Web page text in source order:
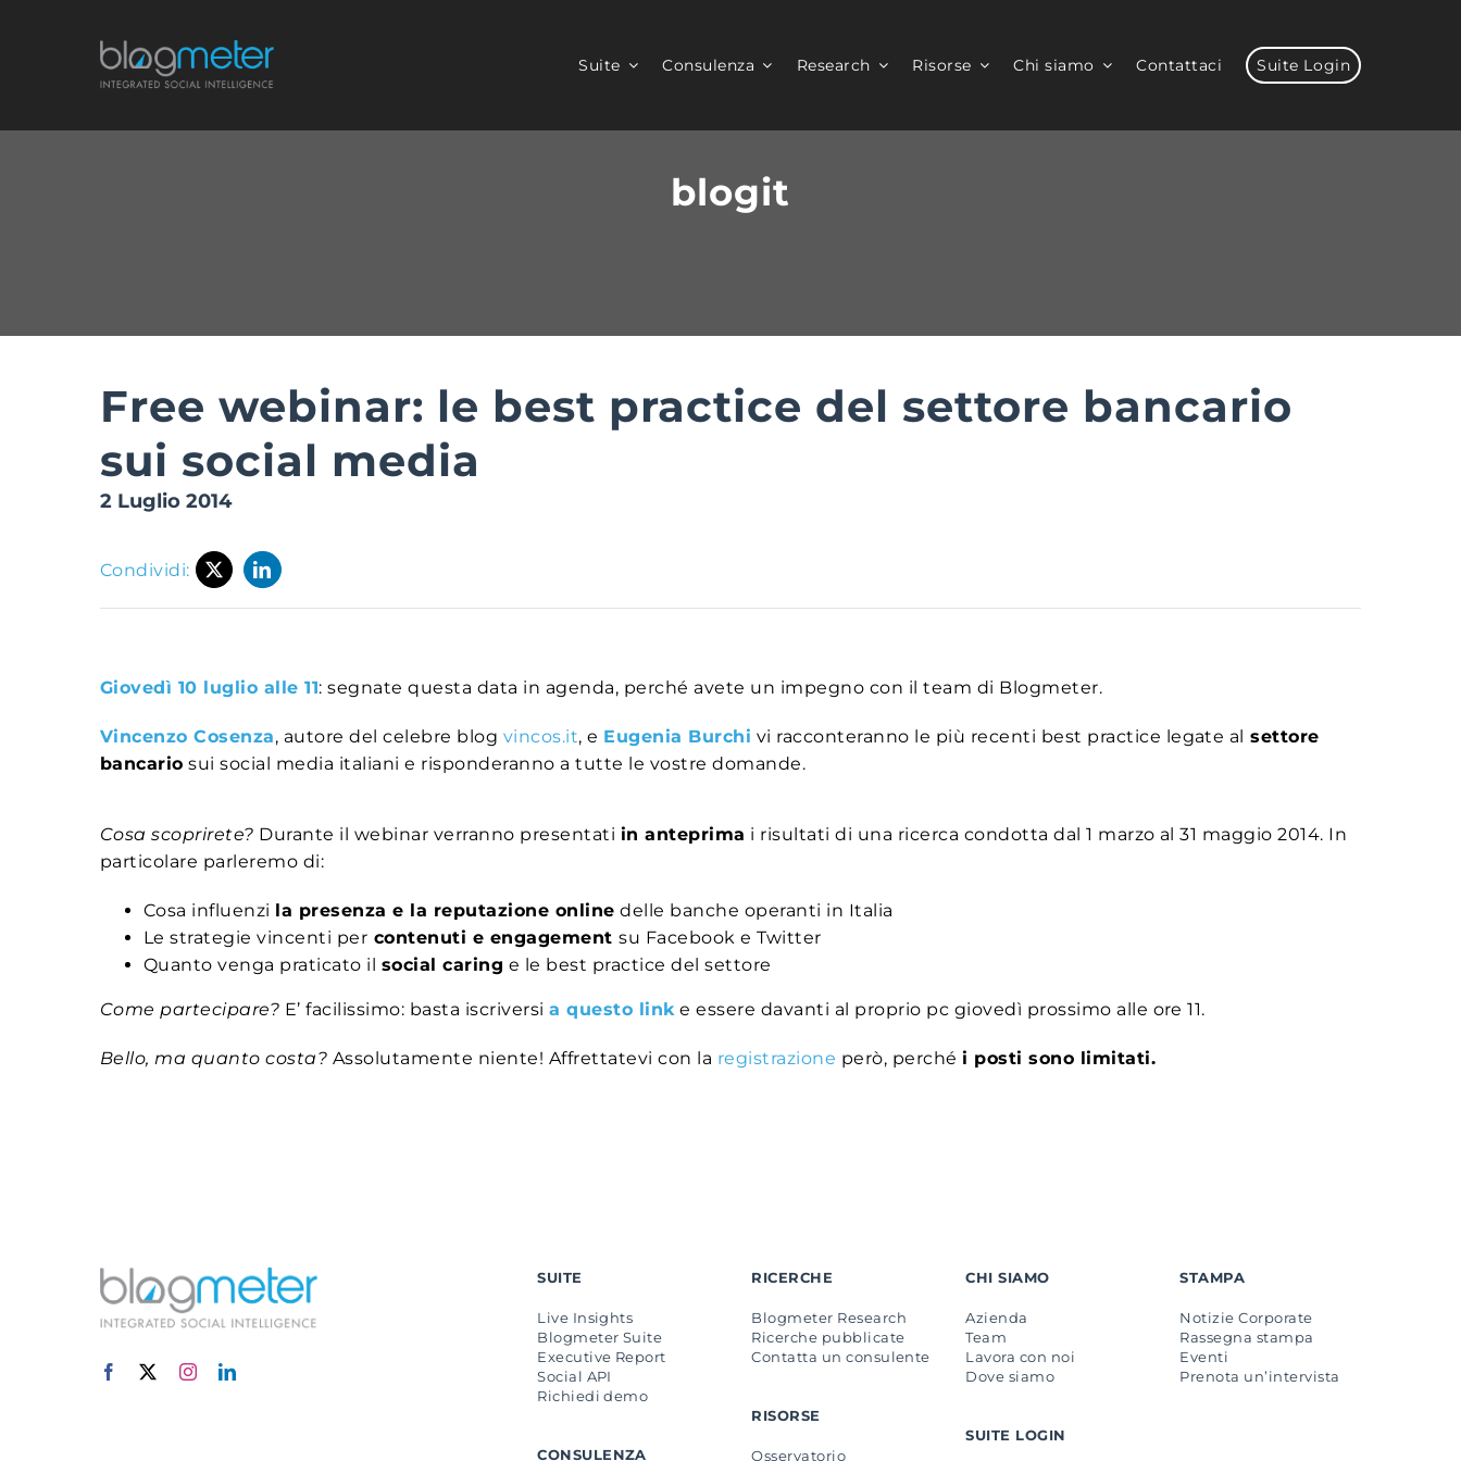
Suite Consulenza Research Risorse Chi siamo Contattaci Suite Login
blogit
Free webinar: le best practice del settore bancario
sui social media
2 Luglio 2014
Condividi:
Giovedì 10 luglio alle 11: segnate questa data in agenda, perché avete un impegno con il team di Blogmeter.
Vincenzo Cosenza, autore del celebre blog vincos.it, e Eugenia Burchi vi racconteranno le più recenti best practice legate al settore
bancario sui social media italiani e risponderanno a tutte le vostre domande.
Cosa scoprirete? Durante il webinar verranno presentati in anteprima i risultati di una ricerca condotta dal 1 marzo al 31 maggio 2014. In
particolare parleremo di:
Cosa influenzi la presenza e la reputazione online delle banche operanti in Italia
Le strategie vincenti per contenuti e engagementsu Facebook e Twitter
Quanto venga praticato il social caring e le best practice del settore
Come partecipare? E’ facilissimo: basta iscriversia questo linke essere davanti al proprio pc giovedì prossimo alle ore 11.
Bello, ma quanto costa? Assolutamente niente! Affrettatevi con la registrazione però, perchéi posti sono limitati.
SUITE
Live Insights
Blogmeter Suite
Executive Report
Social API
Richiedi demo
CONSULENZA
RICERCHE
Blogmeter Research
Ricerche pubblicate
Contatta un consulente
RISORSE
Osservatorio
CHI SIAMO
Azienda
Team
Lavora con noi
Dove siamo
SUITE LOGIN
STAMPA
Notizie Corporate
Rassegna stampa
Eventi
Prenota un’intervista